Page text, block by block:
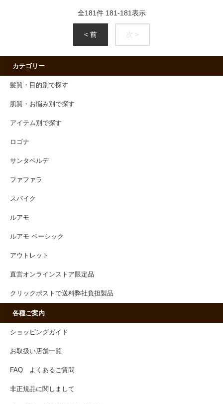
全181件 181-181表示
< 前 次 >
カテゴリー
髪質・目的別で探す
肌質・お悩み別で探す
アイテム別で探す
ロゴナ
サンタベルデ
ファファラ
スパイク
ルアモ
ルアモ ベーシック
アウトレット
直営オンラインストア限定品
クリックポストで送料弊社負担製品
各種ご案内
ショッピングガイド
お取扱い店舗一覧
FAQ よくあるご質問
非正規品に関しまして